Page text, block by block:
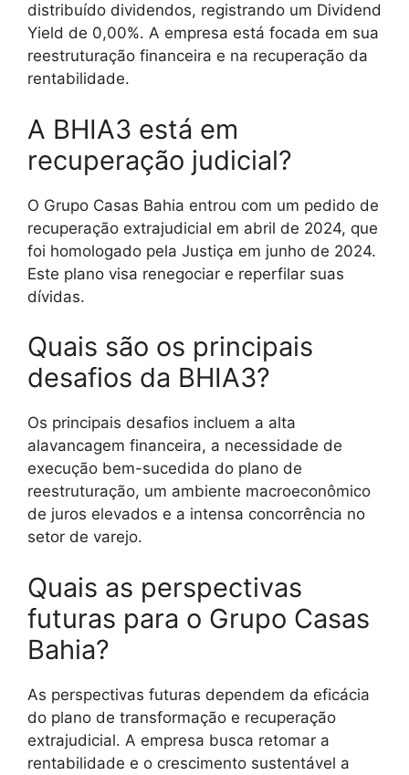
distribuído dividendos, registrando um Dividend
Yield de 0,00%. A empresa está focada em sua
reestruturação financeira e na recuperação da
rentabilidade.
A BHIA3 está em
recuperação judicial?
O Grupo Casas Bahia entrou com um pedido de
recuperação extrajudicial em abril de 2024, que
foi homologado pela Justiça em junho de 2024.
Este plano visa renegociar e reperfilar suas
dívidas.
Quais são os principais
desafios da BHIA3?
Os principais desafios incluem a alta
alavancagem financeira, a necessidade de
execução bem-sucedida do plano de
reestruturação, um ambiente macroeconômico
de juros elevados e a intensa concorrência no
setor de varejo.
Quais as perspectivas
futuras para o Grupo Casas
Bahia?
As perspectivas futuras dependem da eficácia
do plano de transformação e recuperação
extrajudicial. A empresa busca retomar a
rentabilidade e o crescimento sustentável a